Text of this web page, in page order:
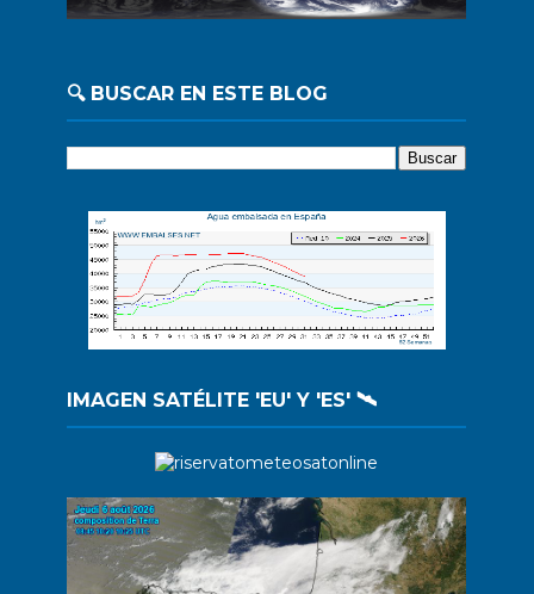
🔍 BUSCAR EN ESTE BLOG
IMAGEN SATÉLITE 'EU' Y 'ES' 🛰️